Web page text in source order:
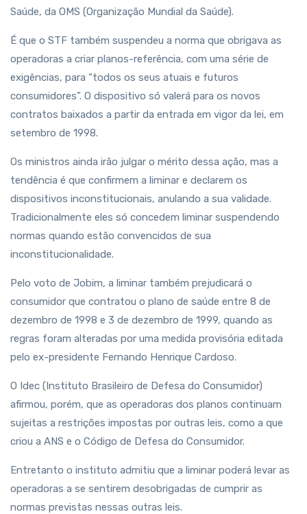
Saúde, da OMS (Organização Mundial da Saúde).
É que o STF também suspendeu a norma que obrigava as
operadoras a criar planos-referência, com uma série de
exigências, para “todos os seus atuais e futuros
consumidores”. O dispositivo só valerá para os novos
contratos baixados a partir da entrada em vigor da lei, em
setembro de 1998.
Os ministros ainda irão julgar o mérito dessa ação, mas a
tendência é que confirmem a liminar e declarem os
dispositivos inconstitucionais, anulando a sua validade.
Tradicionalmente eles só concedem liminar suspendendo
normas quando estão convencidos de sua
inconstitucionalidade.
Pelo voto de Jobim, a liminar também prejudicará o
consumidor que contratou o plano de saúde entre 8 de
dezembro de 1998 e 3 de dezembro de 1999, quando as
regras foram alteradas por uma medida provisória editada
pelo ex-presidente Fernando Henrique Cardoso.
O Idec (Instituto Brasileiro de Defesa do Consumidor)
afirmou, porém, que as operadoras dos planos continuam
sujeitas a restrições impostas por outras leis, como a que
criou a ANS e o Código de Defesa do Consumidor.
Entretanto o instituto admitiu que a liminar poderá levar as
operadoras a se sentirem desobrigadas de cumprir as
normas previstas nessas outras leis.